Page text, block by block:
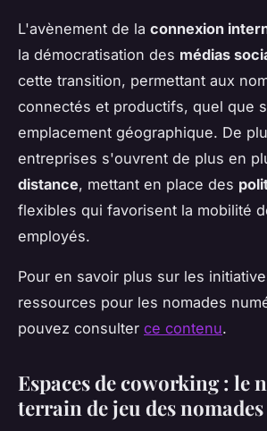
L'avènement de la connexion
la démocratisation des médias
cette transition, permettant aux
connectés et productifs, quel que
emplacement géographique. De
entreprises s'ouvrent de plus en
distance, mettant en place des
flexibles qui favorisent la mobilité
employés.
Pour en savoir plus sur les
ressources pour les nomades
pouvez consulter ce contenu.
Espaces de coworking : le
terrain de jeu des